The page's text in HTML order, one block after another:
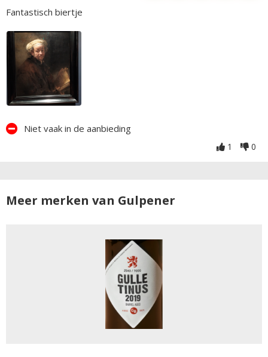
Fantastisch biertje
Niet vaak in de aanbieding
1 0
Meer merken van Gulpener